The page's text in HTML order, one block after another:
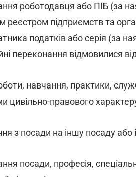
роботодавця або ПІБ (за
підприємств та
податків або серія (за
переконання відмовилися
навчання, практики,
цивільно-правового
з посади на іншу посаду або
посади, професія,